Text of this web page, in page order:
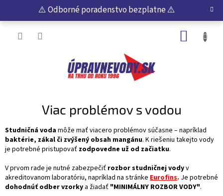
obsah
⚠️ Odborné poradenstvo bezplatne ⚠️
Viac problémov s vodou
Studničná vodamôže mať viacero problémov súčasne – napríklad
baktérie, zákal či zvýšený obsah mangánu. K riešeniu takejto vody
je potrebné pristupovať zodpovedne už od začiatku.
V prvom rade je nutné zabezpečiť rozbor studničnej vodyv
akreditovanom laboratóriu, napríklad na stránke Eurofins. Je potrebné
dohodnúť odber vzorky a žiadať "MINIMÁLNY ROZBOR VODY".